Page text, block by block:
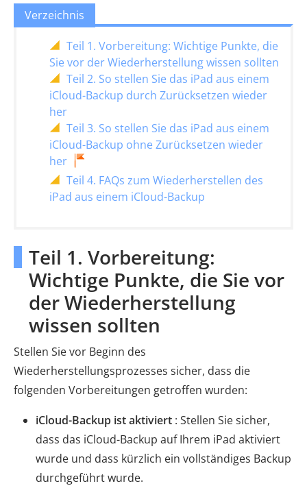
Verzeichnis
Teil 1. Vorbereitung: Wichtige Punkte, die
Sie vor der Wiederherstellung wissen sollten
Teil 2. So stellen Sie das iPad aus einem
iCloud-Backup durch Zurücksetzen wieder
her
Teil 3. So stellen Sie das iPad aus einem
iCloud-Backup ohne Zurücksetzen wieder
her
Teil 4. FAQs zum Wiederherstellen des
iPad aus einem iCloud-Backup
Teil 1. Vorbereitung:
Wichtige Punkte, die Sie vor
der Wiederherstellung
wissen sollten
Stellen Sie vor Beginn des
Wiederherstellungsprozesses sicher, dass die
folgenden Vorbereitungen getroffen wurden:
iCloud-Backup ist aktiviert : Stellen Sie sicher,
dass das iCloud-Backup auf Ihrem iPad aktiviert
wurde und dass kürzlich ein vollständiges Backup
durchgeführt wurde.